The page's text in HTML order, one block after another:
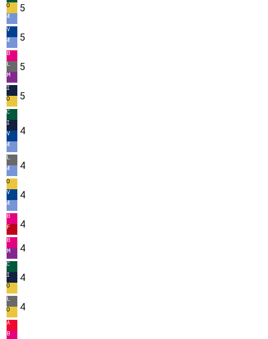
O
Æ
5
V
Æ
5
B
L
M
5
I
O
5
C
I
V
Æ
4
L
Æ
4
O
V
Æ
4
B
F
4
B
M
4
C
I
O
4
L
O
4
A
B